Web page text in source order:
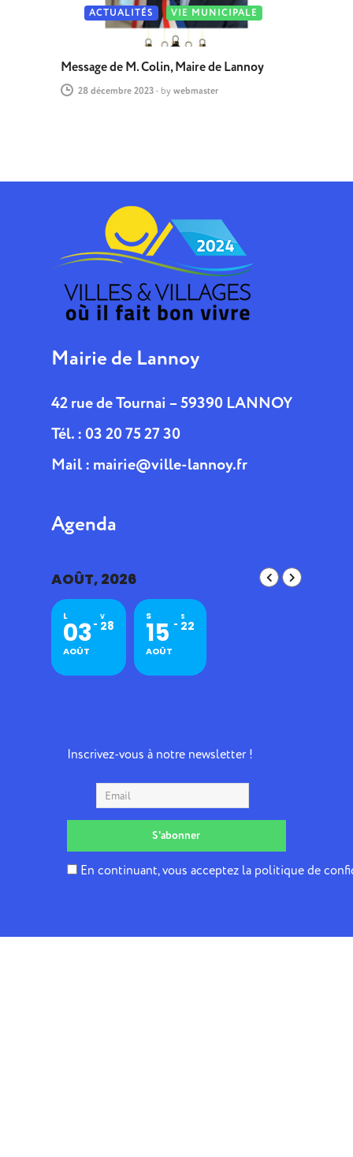
ACTUALITÉS VIE MUNICIPALE
Message de M. Colin, Maire de Lannoy
28 décembre 2023- by webmaster
Mairie de Lannoy
42 rue de Tournai – 59390 LANNOY
Tél. : 03 20 75 27 30
Mail : mairie@ville-lannoy.fr
Agenda
AOÛT, 2026
L
03
AOÛT
V
28
S
15
AOÛT
S
22
Inscrivez-vous à notre newsletter !
En continuant, vous acceptez la politique de